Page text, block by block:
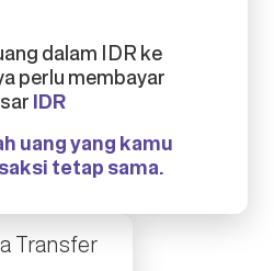
dalam IDR ke
perlu membayar
IDR
uang yang kamu
tetap sama.
Transfer